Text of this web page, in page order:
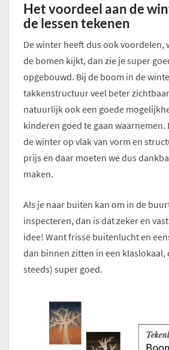
Het voordeel aan de
de lessen tekenen
De winter heeft dus ook voordelen,
de bomen kijkt, dan zie je super
opgebouwd. Bij de boom in de
takkenstructuur veel beter
natuurlijk ook een goede
kinderen goed te gaan waarnemen.
de winter op vlak van vorm en
prijs en daar moeten we dus
maken.
Als je naar buiten kan om in de
inspecteren, dan is dat zeker en
idee! Want frisse buitenlucht en
dan binnen zitten in een klaslokaal,
steeds) super goed.